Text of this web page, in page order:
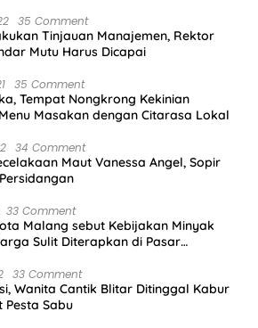
35 Comment
Tinjauan Manajemen, Rektor
Mutu Harus Dicapai
35 Comment
Tempat Nongkrong Kekinian
Masakan dengan Citarasa Lokal
34 Comment
Maut Vanessa Angel, Sopir
33 Comment
Malang sebut Kebijakan Minyak
Sulit Diterapkan di Pasar
33 Comment
Wanita Cantik Blitar Ditinggal Kabur
Pesta Sabu